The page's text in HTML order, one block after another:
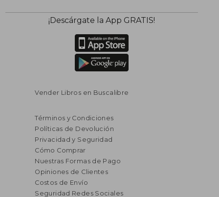
¡Descárgate la App GRATIS!
Vender Libros en Buscalibre
Términos y Condiciones
Políticas de Devolución
Privacidad y Seguridad
Cómo Comprar
Nuestras Formas de Pago
Opiniones de Clientes
Costos de Envío
Seguridad Redes Sociales